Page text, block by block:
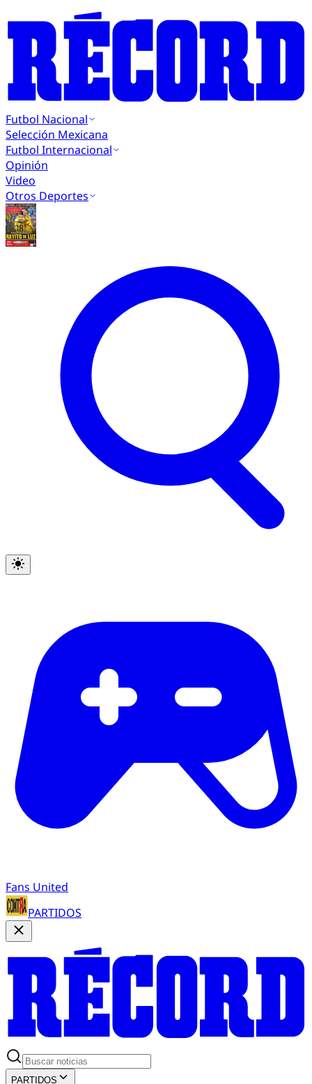
Futbol Nacional
Selección Mexicana
Futbol Internacional
Opinión
Video
Otros Deportes
Fans United
PARTIDOS
PARTIDOS